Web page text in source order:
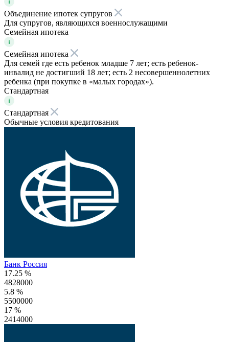
Объединение ипотек супругов
Для супругов, являющихся военнослужащими
Семейная ипотека
Семейная ипотека
Для семей где есть ребенок младше 7 лет; есть ребенок-
инвалид не достигший 18 лет; есть 2 несовершеннолетних
ребенка (при покупке в «малых городах»).
Стандартная
Стандартная
Обычные условия кредитования
Банк Россия
17.25 %
4828000
5.8 %
5500000
17 %
2414000